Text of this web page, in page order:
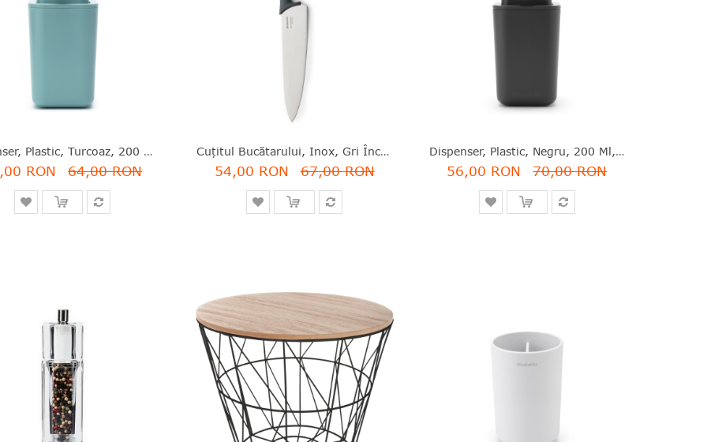
Dispenser, Plastic, Turcoaz, 200 Ml, Brabantia - 8710755302527
RON 64,00 RON
Cuţitul Bucătarului, Inox, Gri Închis, 33.4 Cm, Tasty Plus, Brabantia - 8710755120640
54,00 RON 67,00 RON
Dispenser, Plastic, Negru, 200 Ml, Brabantia - 8710755302503
56,00 RON 70,00 RON